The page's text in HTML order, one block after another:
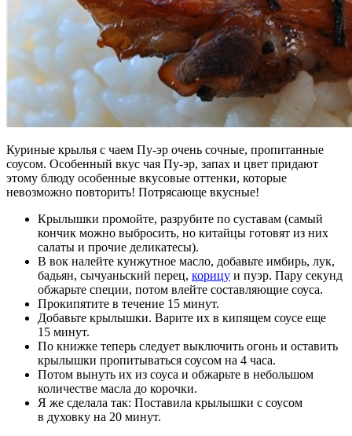
Куриные крылья с чаем Пу-эр очень сочные, пропитанные
соусом. Особенный вкус чая Пу-эр, запах и цвет придают
этому блюду особенные вкусовые оттенки, которые
невозможно повторить! Потрясающе вкусные!
Крылышки промойте, разрубите по суставам (самый
кончик можно выбросить, но китайцы готовят из них
салаты и прочие деликатесы).
В вок налейте кунжутное масло, добавьте имбирь, лук,
бадьян, сычуаньский перец, корицу и пуэр. Пару секунд
обжарьте специи, потом влейте составляющие соуса.
Прокипятите в течение 15 минут.
Добавьте крылышки. Варите их в кипящем соусе еще
15 минут.
По книжке теперь следует выключить огонь и оставить
крылышки пропитываться соусом на 4 часа.
Потом вынуть их из соуса и обжарьте в небольшом
количестве масла до корочки.
Я же сделала так: Поставила крылышки с соусом
в духовку на 20 минут.